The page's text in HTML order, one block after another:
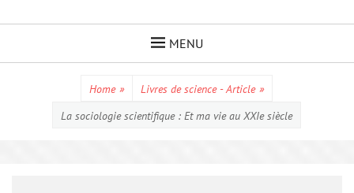
MENU
Home » Livres de science - Article »
La sociologie scientifique : Et ma vie au XXIe siècle